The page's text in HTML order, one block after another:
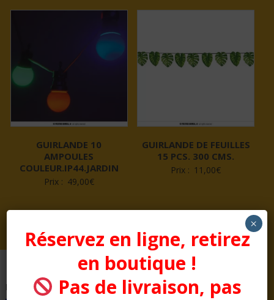
GUIRLANDE 10
AMPOULES
COULEUR.IP44.JARDIN
Prix : 49,00€
GUIRLANDE DE FEUILLES
15 PCS. 300 CMS.
Prix : 11,00€
Pages
Réservez en ligne, retirez
en boutique !
Pas de livraison, pas
×